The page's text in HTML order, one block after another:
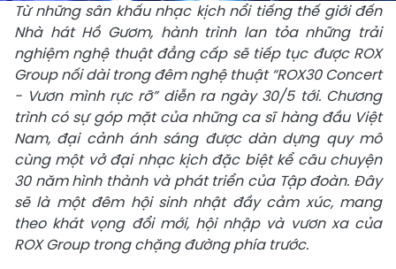
Từ những sân khấu nhạc kịch nổi tiếng thế giới đến
Nhà hát Hồ Gươm, hành trình lan tỏa những trải
nghiệm nghệ thuật đẳng cấp sẽ tiếp tục được ROX
Group nối dài trong đêm nghệ thuật “ROX30 Concert
- Vươn mình rực rỡ” diễn ra ngày 30/5 tới. Chương
trình có sự góp mặt của những ca sĩ hàng đầu Việt
Nam, đại cảnh ánh sáng được dàn dựng quy mô
cùng một vở đại nhạc kịch đặc biệt kể câu chuyện
30 năm hình thành và phát triển của Tập đoàn. Đây
sẽ là một đêm hội sinh nhật đầy cảm xúc, mang
theo khát vọng đổi mới, hội nhập và vươn xa của
ROX Group trong chặng đường phía trước.